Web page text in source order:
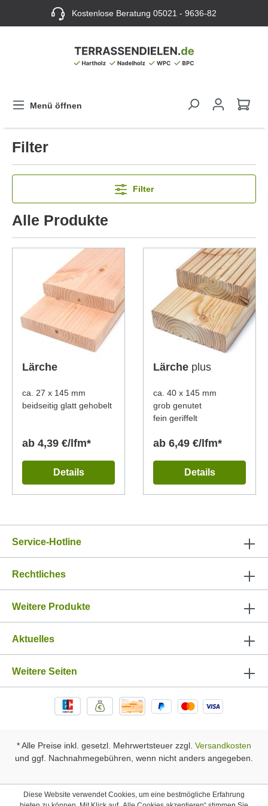
Kostenlose Beratung05021 - 9636-82
Menü öffnen
Filter
Filter
Alle Produkte
Lärche
ca. 27 x 145 mm
beidseitig glatt gehobelt
ab 4,39 €/lfm*
Details
Lärche plus
ca. 40 x 145 mm
grob genutet
fein geriffelt
ab 6,49 €/lfm*
Details
Service-Hotline
Rechtliches
Weitere Produkte
Aktuelles
Weitere Seiten
* Alle Preise inkl. gesetzl. Mehrwertsteuer zzgl. Versandkosten
und ggf. Nachnahmegebühren, wenn nicht anders angegeben.
Diese Website verwendet Cookies, um eine bestmögliche Erfahrung